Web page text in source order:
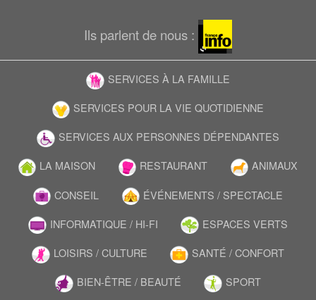
Ils parlent de nous :
SERVICES À LA FAMILLE
SERVICES POUR LA VIE QUOTIDIENNE
SERVICES AUX PERSONNES DÉPENDANTES
LA MAISON
RESTAURANT
ANIMAUX
CONSEIL
ÉVÉNEMENTS / SPECTACLE
INFORMATIQUE / HI-FI
ESPACES VERTS
LOISIRS / CULTURE
SANTÉ / CONFORT
BIEN-ÊTRE / BEAUTÉ
SPORT